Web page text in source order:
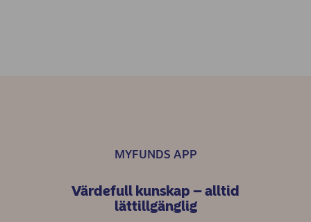
MYFUNDS APP
Värdefull kunskap – alltid
lättillgänglig